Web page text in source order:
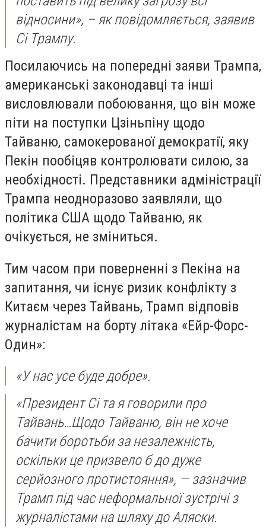
відносини», – як повідомляється, заявив
Сі Трампу.
Посилаючись на попередні заяви Трампа,
американські законодавці та інші
висловлювали побоювання, що він може
піти на поступки Цзіньпіну щодо
Тайваню, самокерованої демократії, яку
Пекін пообіцяв контролювати силою, за
необхідності. Представники адміністрації
Трампа неодноразово заявляли, що
політика США щодо Тайваню, як
очікується, не зміниться.
Тим часом при поверненні з Пекіна на
запитання, чи існує ризик конфлікту з
Китаєм через Тайвань, Трамп відповів
журналістам на борту літака «Ейр-Форс-
Один»:
«У нас усе буде добре».
«Президент Сі та я говорили про
Тайвань…Щодо Тайваню, він не хоче
бачити боротьби за незалежність,
оскільки це призвело б до дуже
серйозного протистояння», — зазначив
Трамп під час неформальної зустрічі з
журналістами на шляху до Аляски.